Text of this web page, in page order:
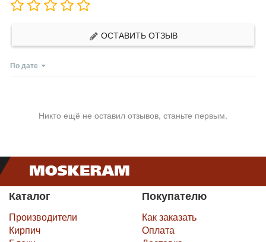
ОСТАВИТЬ ОТЗЫВ
По дате
Никто ещё не оставил отзывов, станьте первым.
Каталог
Производители
Кирпич
Покупателю
Как заказать
Оплата